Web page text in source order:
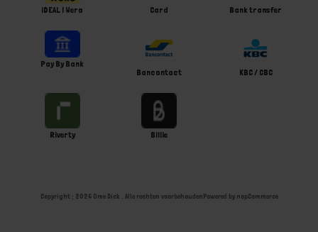
iDEAL | Wero Card Bank transfer
Pay By Bank
Bancontact
KBC / CBC
Riverty Billie
Copyright ; 2026 Ome Dick . Alle rechten voorbehoudenPowered by nopCommerce